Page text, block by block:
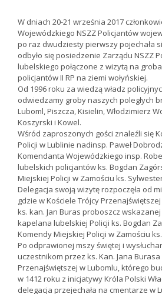
W dniach 20-21 września 2017
Wojewódzkiego NSZZ Policjantów
po raz dwudziesty pierwszy pojechała
odbyło się posiedzenie Zarządu NSZZ
lubelskiego połączone z wizytą na
policjantów II RP na ziemi wołyńskiej.
Od 1996 roku za wiedzą władz
odwiedzamy groby naszych poległych
Luboml, Piszcza, Kisielin, Włodzimierz
Koszyrski i Kowel.
Wśród zaproszonych gości znaleźli się
Policji w Lublinie nadinsp. Paweł
Komendanta Wojewódzkiego insp.
lubelskich policjantów ks. Bogdan
Miejskiej Policji w Zamościu ks.
Delegacja swoją wizytę rozpoczęła od
gdzie w Kościele Trójcy
ks. kan. Jan Buras proboszcz
kapelana lubelskiej Policji ks. Bogdan
Komendy Miejskiej Policji w Zamościu
Po odprawionej mszy świętej i
uczestnikom przez ks. Kan. Jana Burasa
Przenajświętszej w Lubomlu, którego
w 1412 roku z inicjatywy Króla Polski
delegacja przejechała na cmentarze w